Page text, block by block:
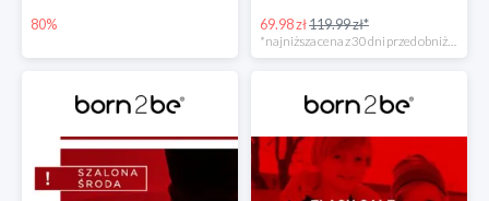
80% 69.98 zł119.99 zł*
*najniższa cena z 30 dni przed obniżką